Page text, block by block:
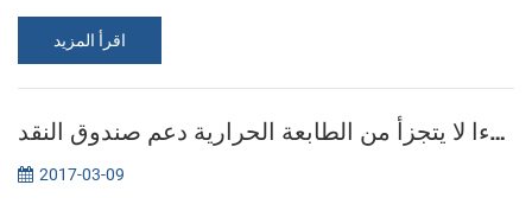
اقرأ المزيد
سوبر قطر جزءا لا يتجزأ من الطابعة الحرارية دعم صندوق النقد
2017-03-09